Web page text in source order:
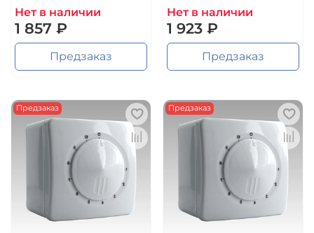
Нет в наличии
1 857 ₽
Предзаказ
Нет в наличии
1 923 ₽
Предзаказ
Предзаказ Предзаказ